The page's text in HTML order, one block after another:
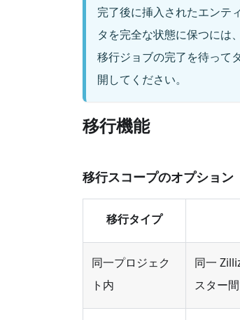
完了後に挿入されたエンテ
タを完全な状態に保つには
移行ジョブの完了を待って
開してください。
移行機能
移行スコープのオプション
移行タイプ
同一プロジェク
ト内
同一
スター